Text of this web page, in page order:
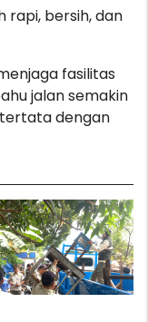
rapi, bersih, dan
fasilitas
jalan semakin
dengan